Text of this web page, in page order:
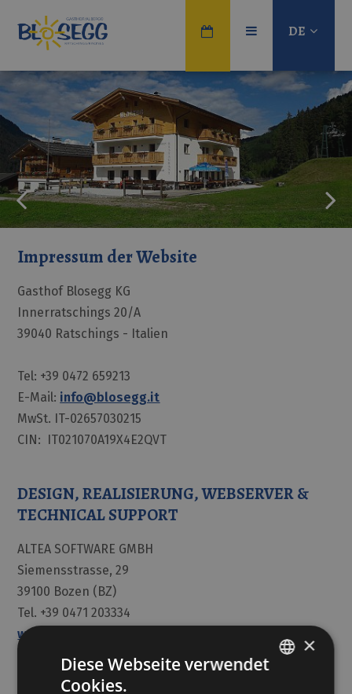
DE
Impressum der Website
Gasthof Blosegg KG
Innerratschings 20/A
39040 Ratschings - Italien
Tel: +39 0472 659213
E-Mail: info@blosegg.it
MwSt. IT-02657030215
CIN: IT021070A19X4E2QVT
DESIGN, REALISIERUNG, WEBSERVER &
TECHNICAL SUPPORT
ALTEA SOFTWARE GMBH
Siemensstrasse, 29
39100 Bozen (BZ)
Tel. +39 0471 203334
www.altea.it
info@altea.it
×
Diese Webseite verwendet
Cookies.